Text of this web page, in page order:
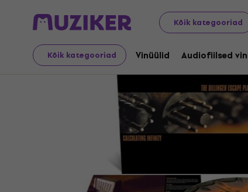
Kõik kategooriad
Kõik kategooriad Vinüülid Audiofiilsed
LP plaadid ja CD-d Vinüülid